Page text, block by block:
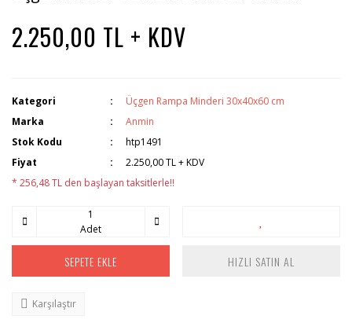
2.250,00 TL + KDV
Kategori
Üçgen Rampa Minderi 30x40x60 cm
Marka
Anmin
Stok Kodu
htp1491
Fiyat
2.250,00 TL + KDV
* 256,48 TL den başlayan taksitlerle!!
Adet
SEPETE EKLE HIZLI SATIN AL
Karşılaştır